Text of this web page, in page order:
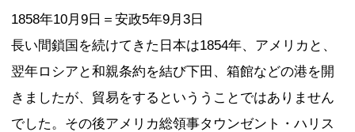
1858年10月9日＝安政5年9月3日
長い間鎖国を続けてきた日本は1854年、アメリカと、
翌年ロシアと和親条約を結び下田、箱館などの港を開
きましたが、貿易をするといううことではありません
でした。その後アメリカ総領事タウンゼント・ハリス